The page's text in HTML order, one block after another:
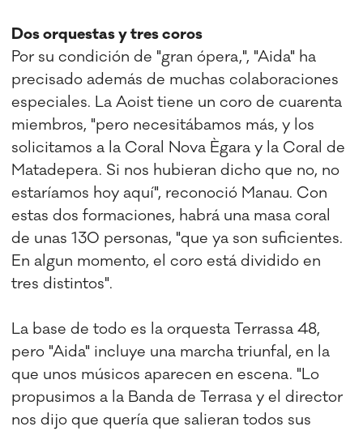
Dos orquestas y tres coros
Por su condición de "gran ópera,", "Aida" ha
precisado además de muchas colaboraciones
especiales. La Aoist tiene un coro de cuarenta
miembros, "pero necesitábamos más, y los
solicitamos a la Coral Nova Ègara y la Coral de
Matadepera. Si nos hubieran dicho que no, no
estaríamos hoy aquí", reconoció Manau. Con
estas dos formaciones, habrá una masa coral
de unas 130 personas, "que ya son suficientes.
En algun momento, el coro está dividido en
tres distintos".
La base de todo es la orquesta Terrassa 48,
pero "Aida" incluye una marcha triunfal, en la
que unos músicos aparecen en escena. "Lo
propusimos a la Banda de Terrasa y el director
nos dijo que quería que salieran todos sus